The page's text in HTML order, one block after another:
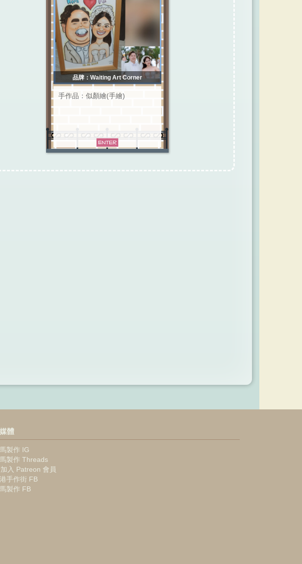
品牌：Waiting Art Corner
手作品：似顏繪(手繪)
體
製作 IG
製作 Threads
入 Patreon 會員
手作街 FB
製作 FB